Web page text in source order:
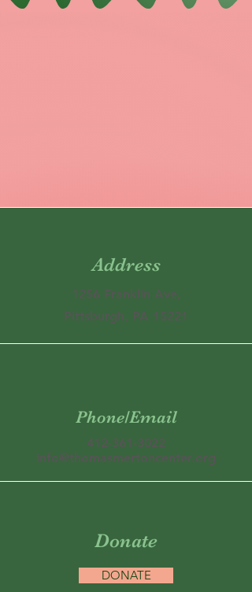
Address
1256 Franklin Ave,
Pittsburgh, PA 15221
Phone/Email
412-361-3022
info@thomasmertoncenter.org
Donate
DONATE